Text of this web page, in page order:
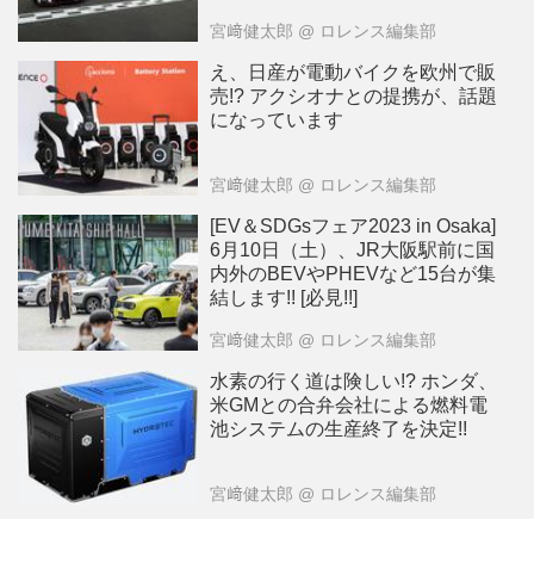
宮﨑健太郎 @ ロレンス編集部
え、日産が電動バイクを欧州で販
売!? アクシオナとの提携が、話題
になっています
宮﨑健太郎 @ ロレンス編集部
[EV＆SDGsフェア2023 in Osaka]
6月10日（土）、JR大阪駅前に国
内外のBEVやPHEVなど15台が集
結します!! [必見!!]
宮﨑健太郎 @ ロレンス編集部
水素の行く道は険しい!? ホンダ、
米GMとの合弁会社による燃料電
池システムの生産終了を決定!!
宮﨑健太郎 @ ロレンス編集部